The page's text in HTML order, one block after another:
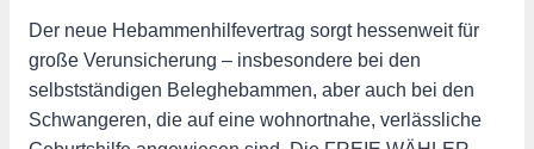
Der neue Hebammenhilfevertrag sorgt hessenweit für
große Verunsicherung – insbesondere bei den
selbstständigen Beleghebammen, aber auch bei den
Schwangeren, die auf eine wohnortnahe, verlässliche